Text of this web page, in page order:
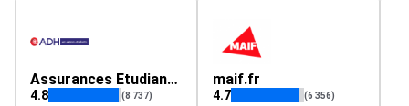
Assurances Etudiants by ADH
4.8 (8 737)
maif.fr
4.7 (6 356)